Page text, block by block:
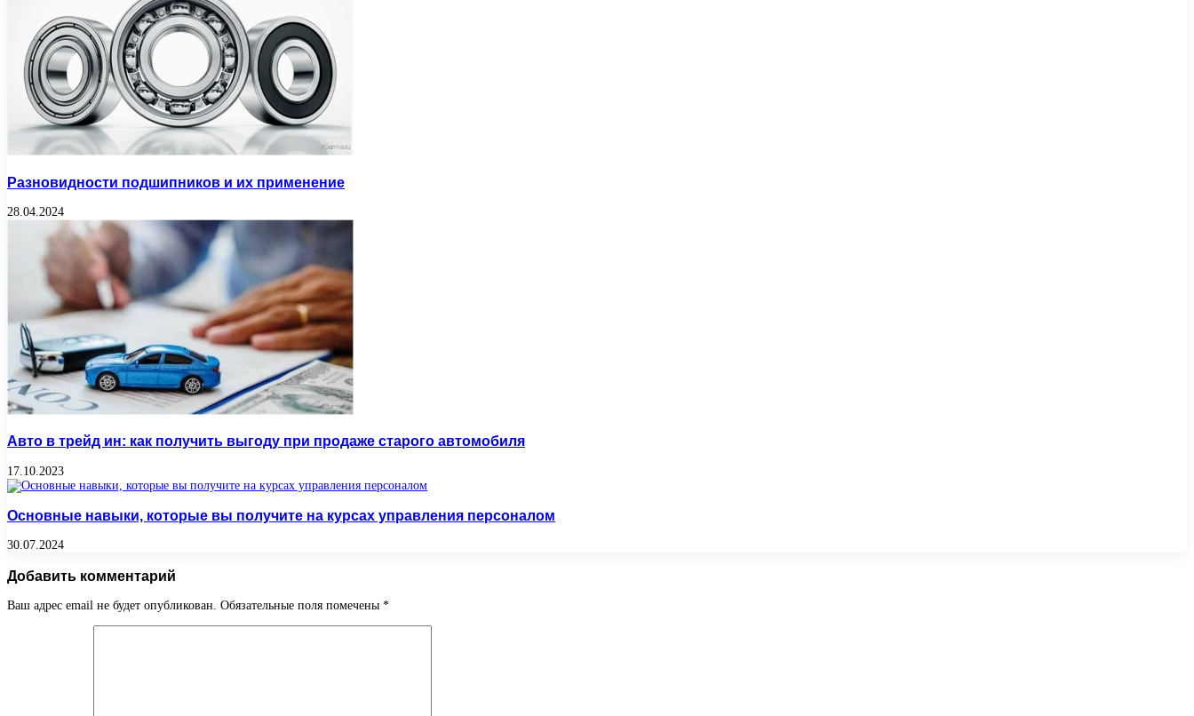
Разновидности подшипников и их применение
28.04.2024
Авто в трейд ин: как получить выгоду при продаже старого автомобиля
17.10.2023
Основные навыки, которые вы получите на курсах управления персоналом
30.07.2024
Добавить комментарий
Ваш адрес email не будет опубликован. Обязательные поля помечены *